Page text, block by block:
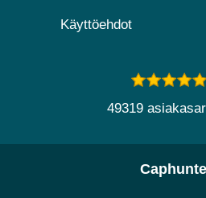
Käyttöehdot
49319